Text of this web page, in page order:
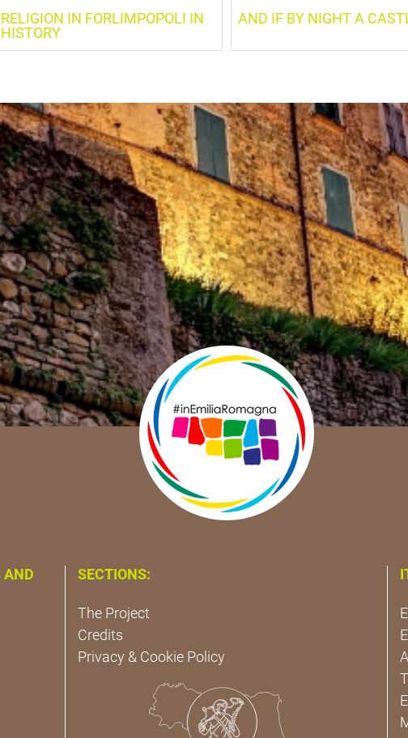
RELIGION IN FORLIMPOPOLI IN
HISTORY
AND IF BY NIGHT A
AND
SECTIONS:
The Project
Credits
Privacy & Cookie Policy